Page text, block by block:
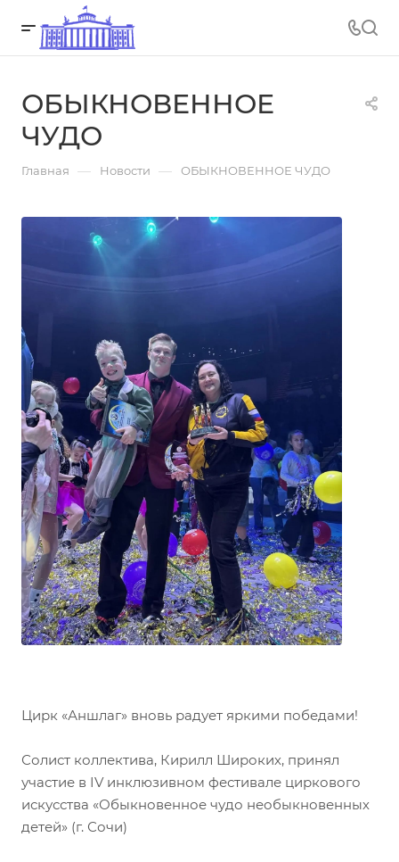
ОБЫКНОВЕННОЕ
ЧУДО
Главная — Новости — ОБЫКНОВЕННОЕ ЧУДО
Цирк «Аншлаг» вновь радует яркими победами!
Солист коллектива, Кирилл Широких, принял
участие в IV инклюзивном фестивале циркового
искусства «Обыкновенное чудо необыкновенных
детей» (г. Сочи)